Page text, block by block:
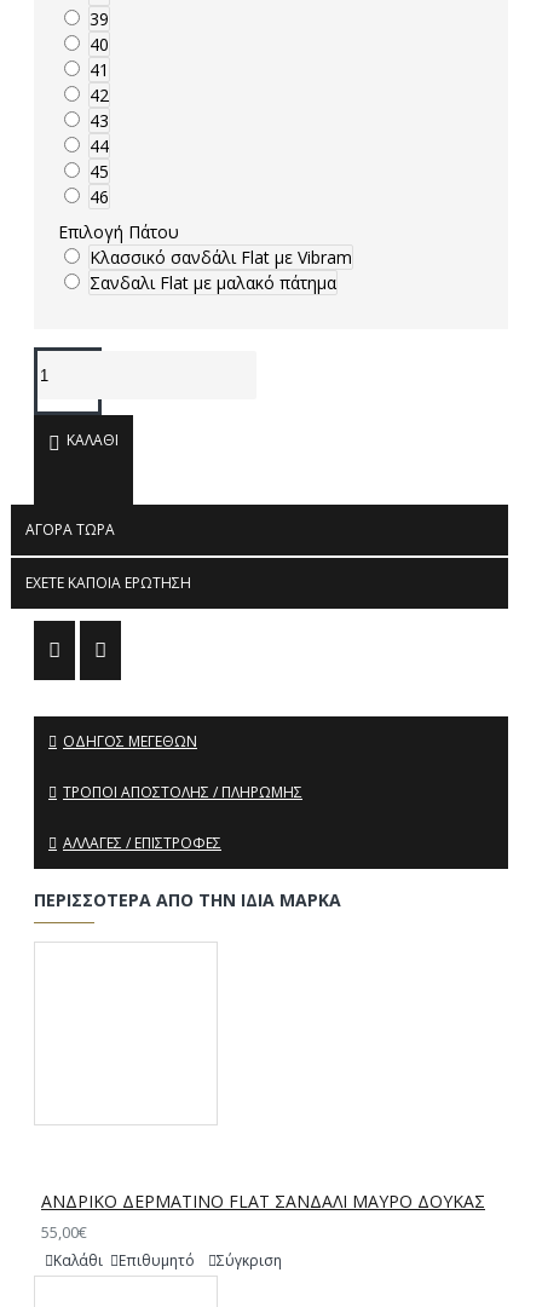
39
40
41
42
43
44
45
46
Επιλογή Πάτου
Κλασσικό σανδάλι Flat με Vibram
Σανδαλι Flat με μαλακό πάτημα
ΚΑΛΆΘΙ
ΑΓΟΡΆ ΤΏΡΑ
ΈΧΕΤΕ ΚΆΠΟΙΑ ΕΡΏΤΗΣΗ
ΟΔΗΓΌΣ ΜΕΓΕΘΏΝ
ΤΡΌΠΟΙ ΑΠΟΣΤΟΛΉΣ / ΠΛΗΡΩΜΉΣ
ΑΛΛΑΓΈΣ / ΕΠΙΣΤΡΟΦΈΣ
ΠΕΡΙΣΣΌΤΕΡΑ ΑΠΌ ΤΗΝ ΊΔΙΑ ΜΆΡΚΑ
ΑΝΔΡΙΚΟ ΔΕΡΜΑΤΙΝΟ FLAT ΣΑΝΔΑΛΙ ΜΑΥΡΟ ΔΟΥΚΑΣ
55,00€
Καλάθι Επιθυμητό Σύγκριση